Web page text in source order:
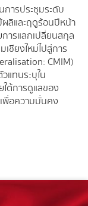
การประชุมระดับ
ลิและฤดูร้อนปีหน้า
การแลกเปลี่ยนสกุล
ชียงใหม่ไปสู่การ
CMIM)
แทนระบุใน
ต้การดูแลของ
พื่อความมั่นคง